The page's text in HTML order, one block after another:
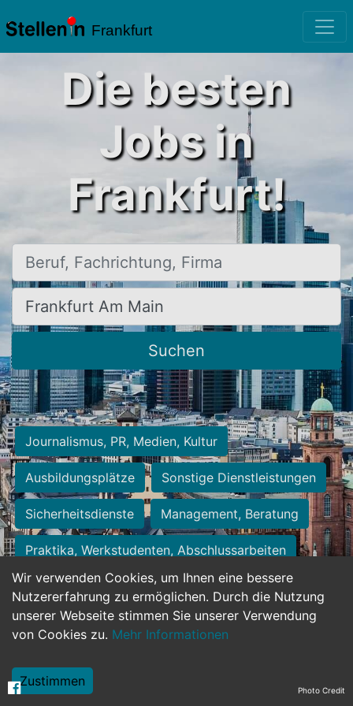
Frankfurt
Wir verwenden Cookies, um Ihnen eine bessere
Nutzererfahrung zu ermöglichen. Durch die Nutzung
unserer Webseite stimmen Sie unserer Verwendung
von Cookies zu. Mehr Informationen
Zustimmen
Die besten
Jobs in
Frankfurt!
Beruf, Fachrichtung, Firma
Ort, Stadt
Suchen
Journalismus, PR, Medien, Kultur
Ausbildungsplätze Sonstige Dienstleistungen
Sicherheitsdienste Management, Beratung
Praktika, Werkstudenten, Abschlussarbeiten
Personalwesen Assistenz, Sekretariat
Hilfskräfte, Aushilfs- und Nebenjobs
Weiterbildung, Studium, duale Ausbildung Photo Credit